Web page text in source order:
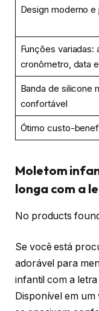
Design moderno e
Funções variadas:
cronômetro, data
Banda de silicone
confortável
Ótimo custo-
Moletom
longa com a
No products
Se você está
adorável para
infantil com a
Disponível em